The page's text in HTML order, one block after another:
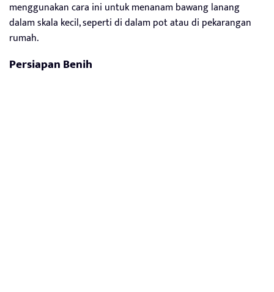
menggunakan cara ini untuk menanam bawang lanang
dalam skala kecil, seperti di dalam pot atau di pekarangan
rumah.
Persiapan Benih